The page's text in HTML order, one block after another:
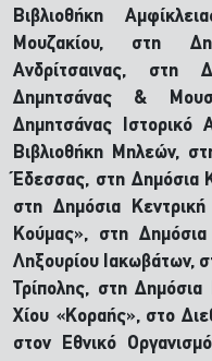
Βιβλιοθήκη
Μουζακίου, στη
Ανδρίτσαινας, στη
Δημητσάνας &
Δημητσάνας Ιστορικό
Βιβλιοθήκη Μηλεών,
Έδεσσας, στη Δημόσια
στη Δημόσια
Κούμας», στη Δημόσια
Ληξουρίου Ιακωβάτων,
Τρίπολης, στη Δημόσια
Χίου «Κοραής», στο
στον Εθνικό